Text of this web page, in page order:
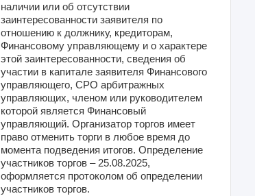
наличии или об отсутствии
заинтересованности заявителя по
отношению к должнику, кредиторам,
Финансовому управляющему и о характере
этой заинтересованности, сведения об
участии в капитале заявителя Финансового
управляющего, СРО арбитражных
управляющих, членом или руководителем
которой является Финансовый
управляющий. Организатор торгов имеет
право отменить торги в любое время до
момента подведения итогов. Определение
участников торгов – 25.08.2025,
оформляется протоколом об определении
участников торгов.